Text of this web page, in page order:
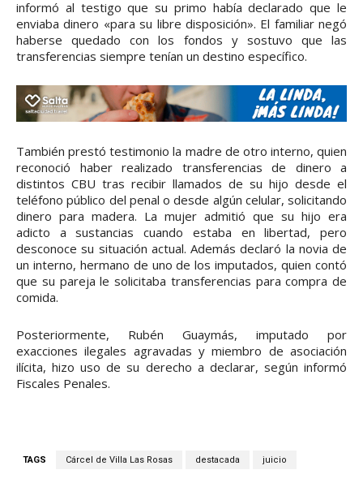
informó al testigo que su primo había declarado que le
enviaba dinero «para su libre disposición». El familiar negó
haberse quedado con los fondos y sostuvo que las
transferencias siempre tenían un destino específico.
También prestó testimonio la madre de otro interno, quien
reconoció haber realizado transferencias de dinero a
distintos CBU tras recibir llamados de su hijo desde el
teléfono público del penal o desde algún celular, solicitando
dinero para madera. La mujer admitió que su hijo era
adicto a sustancias cuando estaba en libertad, pero
desconoce su situación actual. Además declaró la novia de
un interno, hermano de uno de los imputados, quien contó
que su pareja le solicitaba transferencias para compra de
comida.
Posteriormente, Rubén Guaymás, imputado por
exacciones ilegales agravadas y miembro de asociación
ilícita, hizo uso de su derecho a declarar, según informó
Fiscales Penales.
TAGS Cárcel de Villa Las Rosas destacada juicio